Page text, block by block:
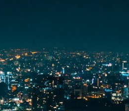
el
Project II (Green
de su programa de
integrado y la